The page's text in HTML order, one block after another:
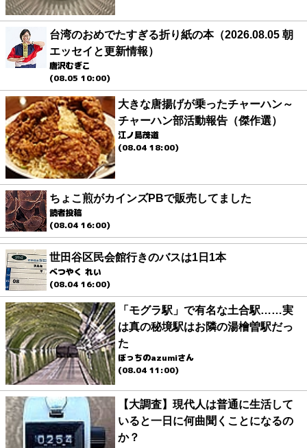
台湾のおめでたすぎる折り紙の本（2026.08.05 朝
エッセイと更新情報）
唐沢むぎこ
(08.05 10:00)
大きな唐揚げが乗ったチャーハン～
チャーハン部活動報告（傑作選）
江ノ島茂道
(08.04 18:00)
ちょこ煎がカインズPBで販売してました
読者投稿
(08.04 16:00)
世田谷区民会館行きのバスは1日1本
べつやく れい
(08.04 16:00)
「モグラ駅」で有名な土合駅……実
は真の秘境駅はお隣の湯檜曽駅だっ
た
ぼっちのazumiさん
(08.04 11:00)
【大調査】現代人は普通に生活して
いると一日に何曲聞くことになるの
か？